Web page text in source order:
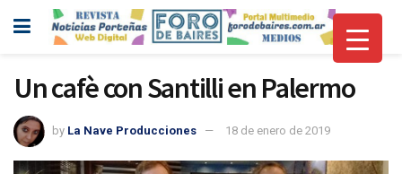
Un cafè con Santilli en Palermo
by La Nave Producciones 18 de enero de 2019